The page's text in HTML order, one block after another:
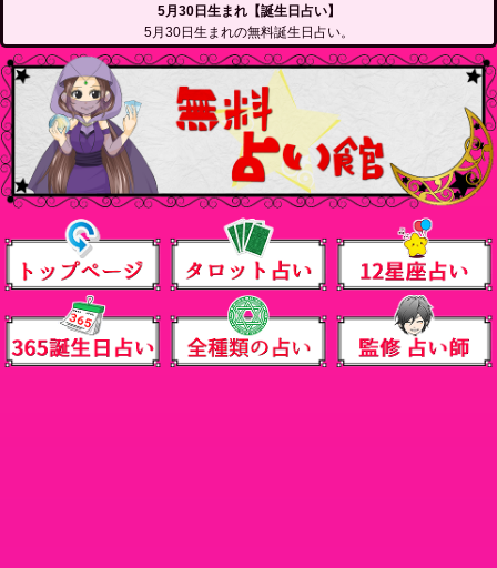
5月30日生まれ【誕生日占い】
5月30日生まれの無料誕生日占い。